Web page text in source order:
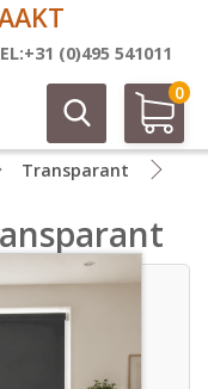
(0)495 541011
0
Transparant